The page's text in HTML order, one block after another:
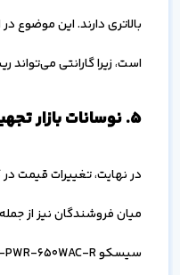
بالاتری دارند. این موضوع
است، زیرا گارانتی
۵. نوسانات بازار تجهیزات شبکه
در نهایت، تغییرات قیمت
میان فروشندگان نیز از
سیسکو C9K-PWR-650WAC-R هستند.